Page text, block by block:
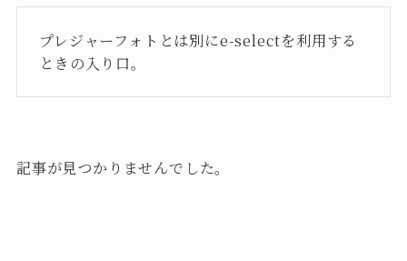
プレジャーフォトとは別にe-selectを利用する
ときの入り口。
記事が見つかりませんでした。